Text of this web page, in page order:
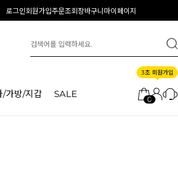
로그인회원가입주문조회장바구니 마이페이지
/가방/지갑 SALE 0
3초 회원가입